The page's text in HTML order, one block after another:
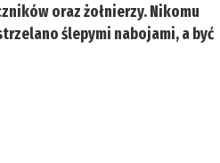
oraz żołnierzy. Nikomu
ślepymi nabojami, a być